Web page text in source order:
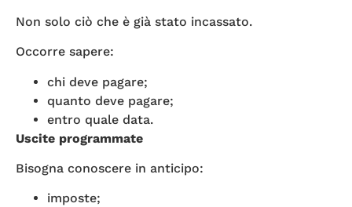
Non solo ciò che è già stato incassato.
Occorre sapere:
chi deve pagare;
quanto deve pagare;
entro quale data.
Uscite programmate
Bisogna conoscere in anticipo:
imposte;